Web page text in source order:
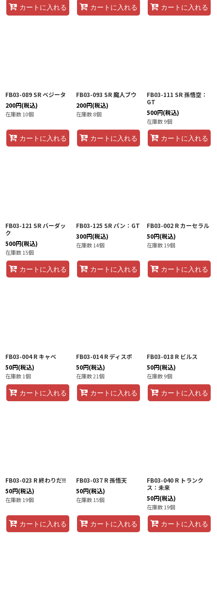
カートに入れる カートに入れる カートに入れる
FB03-089 SR ベジータ
200円(税込)
在庫数 10個
カートに入れる
FB03-093 SR 魔人ブウ
200円(税込)
在庫数 8個
カートに入れる
FB03-111 SR 孫悟空：
GT
500円(税込)
在庫数 9個
カートに入れる
FB03-121 SR バーダッ
ク
500円(税込)
在庫数 15個
カートに入れる
FB03-125 SR パン：GT
300円(税込)
在庫数 14個
カートに入れる
FB03-002 R カーセラル
50円(税込)
在庫数 19個
カートに入れる
FB03-004 R キャベ
50円(税込)
在庫数 1個
カートに入れる
FB03-014 R ディスポ
50円(税込)
在庫数 21個
カートに入れる
FB03-018 R ビルス
50円(税込)
在庫数 9個
カートに入れる
FB03-023 R 終わりだ!!
50円(税込)
在庫数 19個
カートに入れる
FB03-037 R 孫悟天
50円(税込)
在庫数 15個
カートに入れる
FB03-040 R トランク
ス：未来
50円(税込)
在庫数 19個
カートに入れる